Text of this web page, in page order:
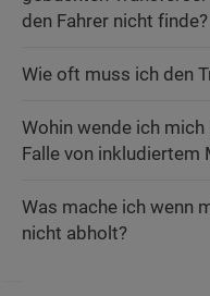
den Fahrer nicht finde?
Wie oft muss ich den
Wohin wende ich
Falle von inkludiertem
Was mache ich wenn
nicht abholt?